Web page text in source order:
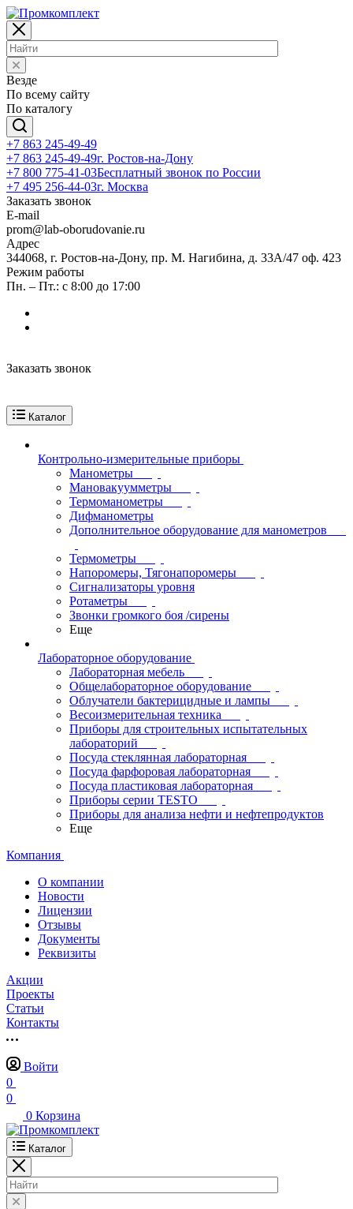
Везде
По всему сайту
По каталогу
+7 863 245-49-49
+7 863 245-49-49г. Ростов-на-Дону
+7 800 775-41-03Бесплатный звонок по России
+7 495 256-44-03г. Москва
Заказать звонок
E-mail
prom@lab-oborudovanie.ru
Адрес
344068, г. Ростов-на-Дону, пр. М. Нагибина, д. 33А/47 оф. 423
Режим работы
Пн. – Пт.: с 8:00 до 17:00
Заказать звонок
Каталог
Контрольно-измерительные приборы
Манометры
Мановакуумметры
Термоманометры
Дифманометры
Дополнительное оборудование для манометров
Термометры
Напоромеры, Тягонапоромеры
Сигнализаторы уровня
Ротаметры
Звонки громкого боя /сирены
Еще
Лабораторное оборудование
Лабораторная мебель
Общелабораторное оборудование
Облучатели бактерицидные и лампы
Весоизмерительная техника
Приборы для строительных испытательных
лабораторий
Посуда стеклянная лабораторная
Посуда фарфоровая лабораторная
Посуда пластиковая лабораторная
Приборы серии TESTO
Приборы для анализа нефти и нефтепродуктов
Еще
Компания
О компании
Новости
Лицензии
Отзывы
Документы
Реквизиты
Акции
Проекты
Статьи
Контакты
Войти
0
0
0 Корзина
Каталог